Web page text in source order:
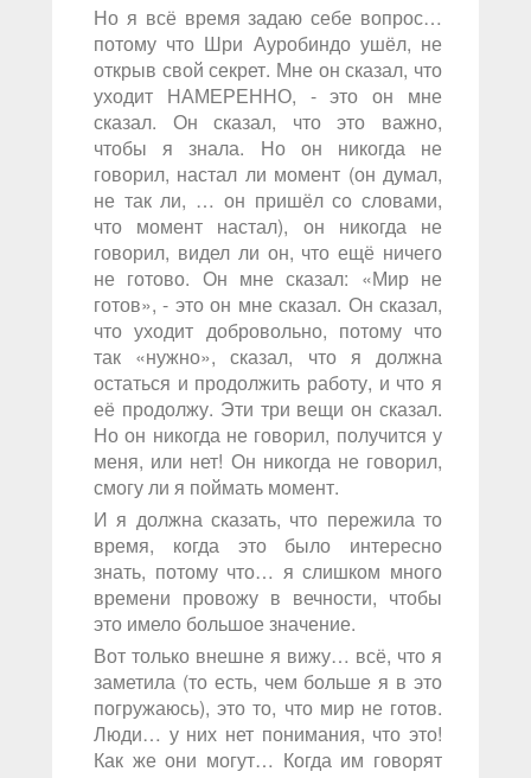
Но я всё время задаю себе вопрос…
потому что Шри Ауробиндо ушёл, не
открыв свой секрет. Мне он сказал, что
уходит НАМЕРЕННО, - это он мне
сказал. Он сказал, что это важно,
чтобы я знала. Но он никогда не
говорил, настал ли момент (он думал,
не так ли, … он пришёл со словами,
что момент настал), он никогда не
говорил, видел ли он, что ещё ничего
не готово. Он мне сказал: «Мир не
готов», - это он мне сказал. Он сказал,
что уходит добровольно, потому что
так «нужно», сказал, что я должна
остаться и продолжить работу, и что я
её продолжу. Эти три вещи он сказал.
Но он никогда не говорил, получится у
меня, или нет! Он никогда не говорил,
смогу ли я поймать момент.
И я должна сказать, что пережила то
время, когда это было интересно
знать, потому что… я слишком много
времени провожу в вечности, чтобы
это имело большое значение.
Вот только внешне я вижу… всё, что я
заметила (то есть, чем больше я в это
погружаюсь), это то, что мир не готов.
Люди… у них нет понимания, что это!
Как же они могут… Когда им говорят